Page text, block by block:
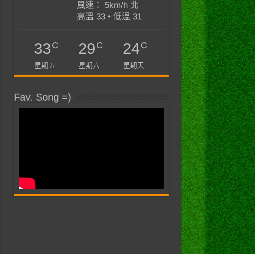
風速： 5km/h 北
高溫 33 • 低溫 31
33C
星期五
29C
星期六
24C
星期天
Fav. Song =)